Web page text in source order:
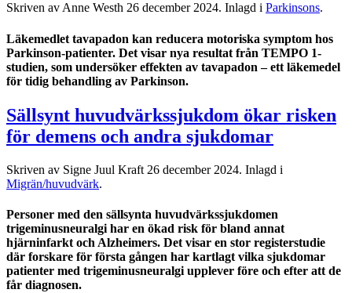
Skriven av Anne Westh 26 december 2024. Inlagd i Parkinsons.
Läkemedlet tavapadon kan reducera motoriska symptom hos
Parkinson-patienter. Det visar nya resultat från TEMPO 1-
studien, som undersöker effekten av tavapadon – ett läkemedel
för tidig behandling av Parkinson.
Sällsynt huvudvärkssjukdom ökar risken
för demens och andra sjukdomar
Skriven av Signe Juul Kraft 26 december 2024. Inlagd i
Migrän/huvudvärk.
Personer med den sällsynta huvudvärkssjukdomen
trigeminusneuralgi har en ökad risk för bland annat
hjärninfarkt och Alzheimers. Det visar en stor registerstudie
där forskare för första gången har kartlagt vilka sjukdomar
patienter med trigeminusneuralgi upplever före och efter att de
får diagnosen.